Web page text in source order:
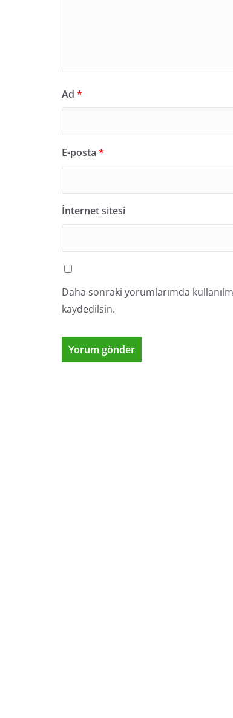
Ad *
E-posta *
İnternet sitesi
Daha sonraki yorumlarımda
kaydedilsin.